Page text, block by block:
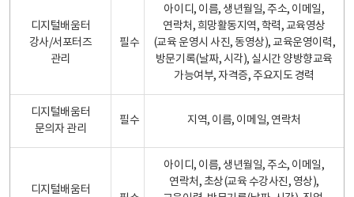
디지털배움터
강사/서포터즈
관리
필수
아이디, 이름, 생년월일, 주소, 이메일,
연락처, 희망활동지역, 학력, 교육영상
(교육 운영시 사진, 동영상), 교육운영이력,
방문기록(날짜, 시각), 실시간 양방향교육
가능여부, 자격증, 주요지도 경력
디지털배움터
문의자 관리
필수 지역, 이름, 이메일, 연락처
디지털배움터
아이디, 이름, 생년월일, 주소, 이메일,
연락처, 초상(교육 수강사진, 영상),